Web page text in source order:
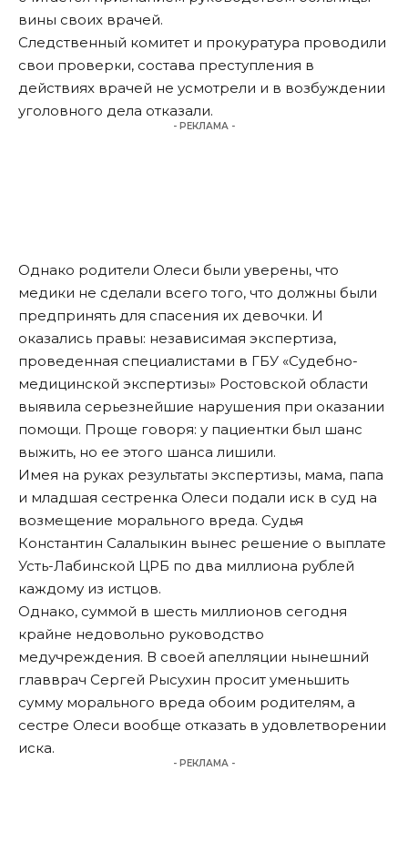
вины своих врачей.
Следственный комитет и прокуратура проводили
свои проверки, состава преступления в
действиях врачей не усмотрели и в возбуждении
уголовного дела отказали.
- РЕКЛАМА -
Однако родители Олеси были уверены, что
медики не сделали всего того, что должны были
предпринять для спасения их девочки. И
оказались правы: независимая экспертиза,
проведенная специалистами в ГБУ «Судебно-
медицинской экспертизы» Ростовской области
выявила серьезнейшие нарушения при оказании
помощи. Проще говоря: у пациентки был шанс
выжить, но ее этого шанса лишили.
Имея на руках результаты экспертизы, мама, папа
и младшая сестренка Олеси подали иск в суд на
возмещение морального вреда. Судья
Константин Салалыкин вынес решение о выплате
Усть-Лабинской ЦРБ по два миллиона рублей
каждому из истцов.
Однако, суммой в шесть миллионов сегодня
крайне недовольно руководство
медучреждения. В своей апелляции нынешний
главврач Сергей Рысухин просит уменьшить
сумму морального вреда обоим родителям, а
сестре Олеси вообще отказать в удовлетворении
иска.
- РЕКЛАМА -